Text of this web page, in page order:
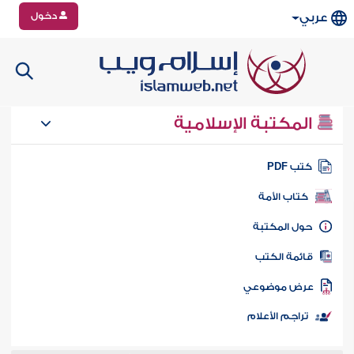
عربي دخول
المكتبة الإسلامية
كتب PDF
كتاب الأمة
المكتبة
الكتب
موضوعي